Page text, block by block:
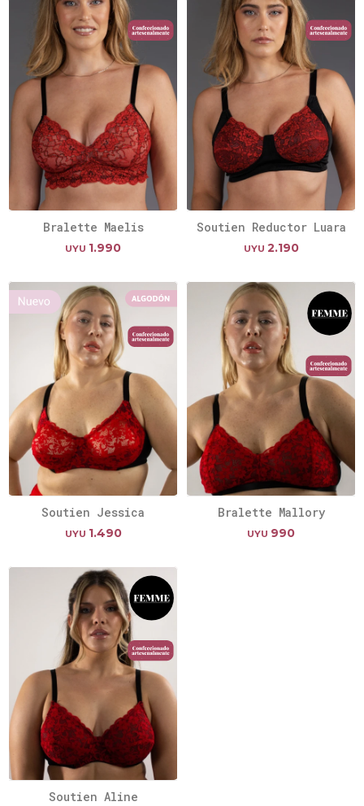
Bralette Maelis
UYU 1.990
Soutien Reductor Luara
UYU 2.190
Soutien Jessica
UYU 1.490
Bralette Mallory
UYU 990
Soutien Aline